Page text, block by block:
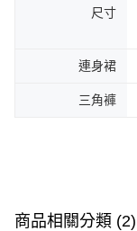
尺寸
連身裙
三角褲
商品相關分類 (2)